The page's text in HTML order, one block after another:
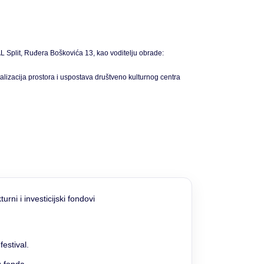
Split, Ruđera Boškovića 13, kao voditelju obrade:
prostora i uspostava društveno kulturnog centra